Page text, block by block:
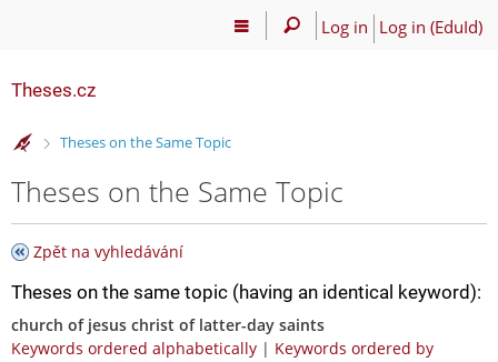
Log in Log in (EduId)
Theses.cz
>
Theses on the Same Topic
Theses on the Same Topic
Zpět na vyhledávání
Theses on the same topic (having an identical keyword):
church of jesus christ of latter-day saints
Keywords ordered alphabetically | Keywords ordered by